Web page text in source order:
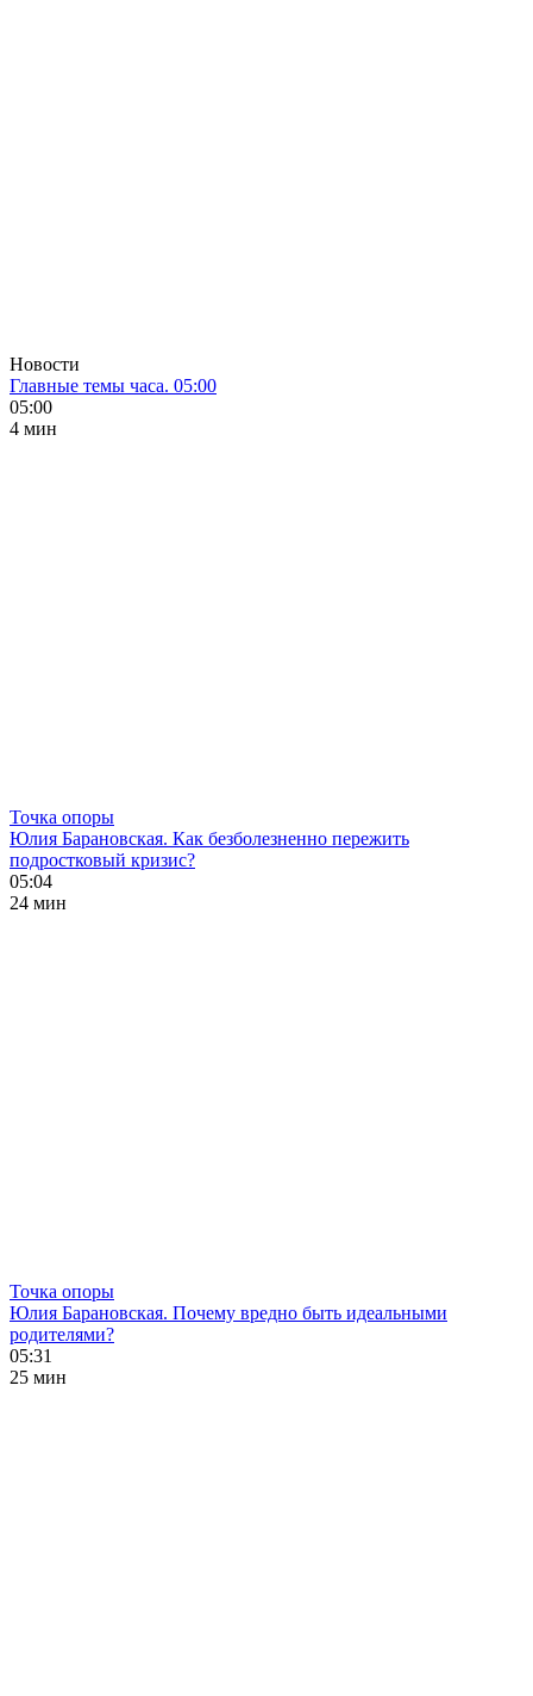
Новости
Главные темы часа. 05:00
05:00
4 мин
Точка опоры
Юлия Барановская. Как безболезненно пережить
подростковый кризис?
05:04
24 мин
Точка опоры
Юлия Барановская. Почему вредно быть идеальными
родителями?
05:31
25 мин